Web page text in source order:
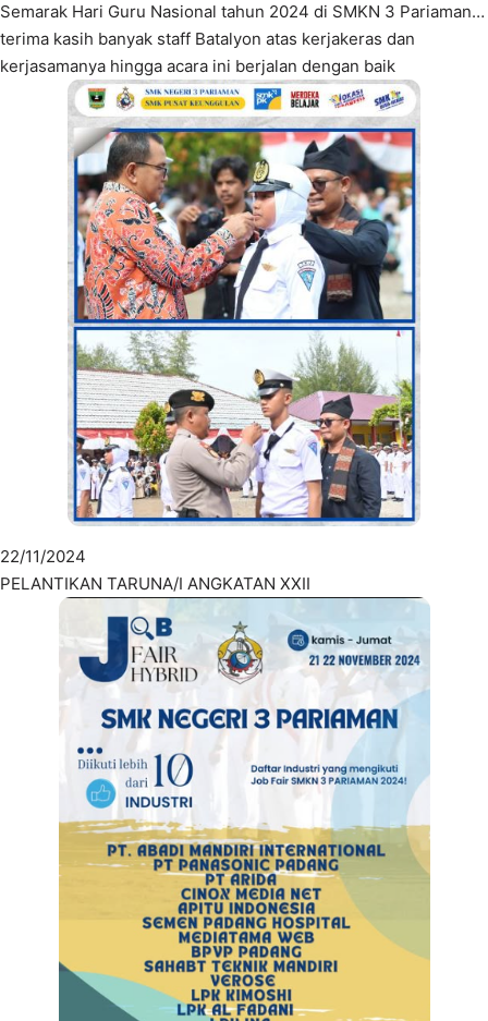
Semarak Hari Guru Nasional tahun 2024 di SMKN 3 Pariaman…
terima kasih banyak staff Batalyon atas kerjakeras dan
kerjasamanya hingga acara ini berjalan dengan baik
22/11/2024
PELANTIKAN TARUNA/I ANGKATAN XXII